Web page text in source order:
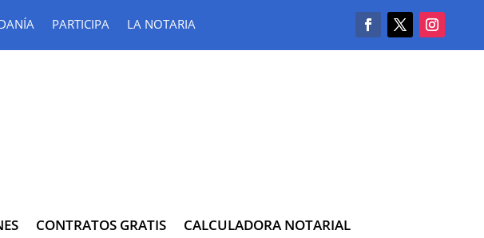
PARTICIPA LA NOTARIA
CONTRATOS GRATIS CALCULADORA NOTARIAL